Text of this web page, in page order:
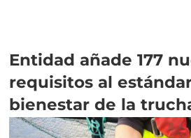
Entidad añade 177
requisitos al
bienestar de la